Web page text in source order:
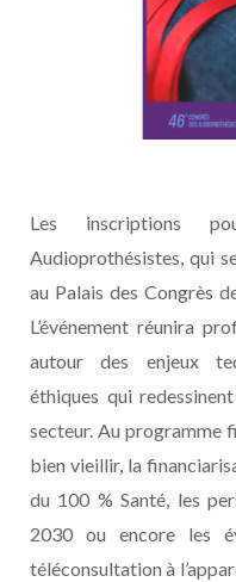
Les inscriptions
Audioprothésistes, qui
au Palais des Congrès
L’événement réunira
autour des enjeux
éthiques qui
secteur. Au programme
bien vieillir, la
du 100 % Santé, les
2030 ou encore les
téléconsultation à